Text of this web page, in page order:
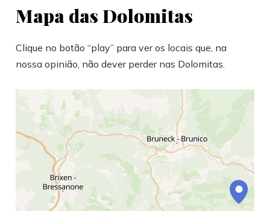
Mapa das Dolomitas
Clique no botão “play” para ver os locais que, na
nossa opinião, não dever perder nas Dolomitas.